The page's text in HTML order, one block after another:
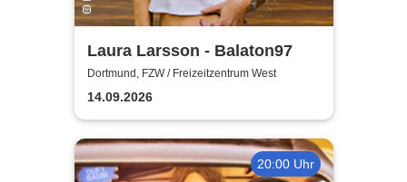
Laura Larsson - Balaton97
Dortmund, FZW / Freizeitzentrum West
14.09.2026
20:00 Uhr